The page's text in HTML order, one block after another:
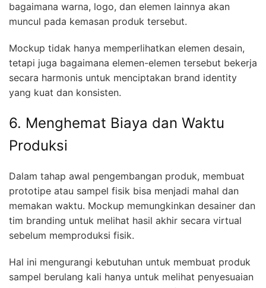
bagaimana warna, logo, dan elemen lainnya akan
muncul pada kemasan produk tersebut.
Mockup tidak hanya memperlihatkan elemen desain,
tetapi juga bagaimana elemen-elemen tersebut bekerja
secara harmonis untuk menciptakan brand identity
yang kuat dan konsisten.
6. Menghemat Biaya dan Waktu
Produksi
Dalam tahap awal pengembangan produk, membuat
prototipe atau sampel fisik bisa menjadi mahal dan
memakan waktu. Mockup memungkinkan desainer dan
tim branding untuk melihat hasil akhir secara virtual
sebelum memproduksi fisik.
Hal ini mengurangi kebutuhan untuk membuat produk
sampel berulang kali hanya untuk melihat penyesuaian